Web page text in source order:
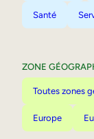
Santé
ZONE
Toutes zones
Europe